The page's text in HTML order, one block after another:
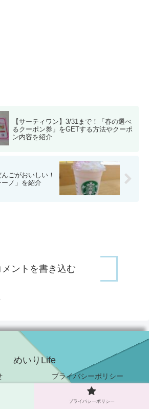
【サーティワン】3/31まで！「春の選べ
るクーポン券」をGETする方法やクーポ
ン内容を紹介
ごがおいしい！
ーノ」を紹介
メントを書き込む
めいりLife
プライバシーポリシー
プライバシーポリシー